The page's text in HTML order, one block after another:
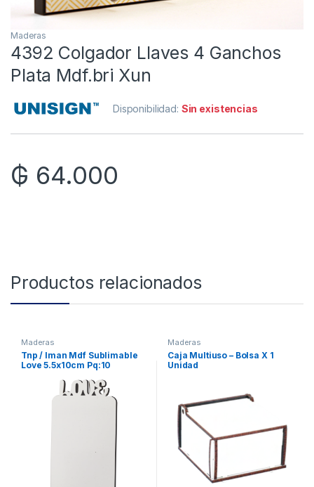
Maderas
4392 Colgador Llaves 4 Ganchos
Plata Mdf.bri Xun
Disponibilidad: Sin existencias
₲ 64.000
Productos relacionados
Maderas
Tnp / Iman Mdf Sublimable
Love 5.5x10cm Pq:10
Maderas
Caja Multiuso – Bolsa X 1
Unidad